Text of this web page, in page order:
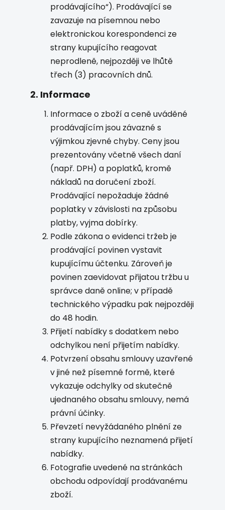
prodávajícího“). Prodávající se
zavazuje na písemnou nebo
elektronickou korespondenci ze
strany kupujícího reagovat
neprodleně, nejpozději ve lhůtě
třech (3) pracovních dnů.
2. Informace
Informace o zboží a ceně uváděné
prodávajícím jsou závazné s
výjimkou zjevné chyby. Ceny jsou
prezentovány včetně všech daní
(např. DPH) a poplatků, kromě
nákladů na doručení zboží.
Prodávající nepožaduje žádné
poplatky v závislosti na způsobu
platby, vyjma dobírky.
Podle zákona o evidenci tržeb je
prodávající povinen vystavit
kupujícímu účtenku. Zároveň je
povinen zaevidovat přijatou tržbu u
správce daně online; v případě
technického výpadku pak nejpozději
do 48 hodin.
Přijetí nabídky s dodatkem nebo
odchylkou není přijetím nabídky.
Potvrzení obsahu smlouvy uzavřené
v jiné než písemné formě, které
vykazuje odchylky od skutečně
ujednaného obsahu smlouvy, nemá
právní účinky.
Převzetí nevyžádaného plnění ze
strany kupujícího neznamená přijetí
nabídky.
Fotografie uvedené na stránkách
obchodu odpovídají prodávanému
zboží.